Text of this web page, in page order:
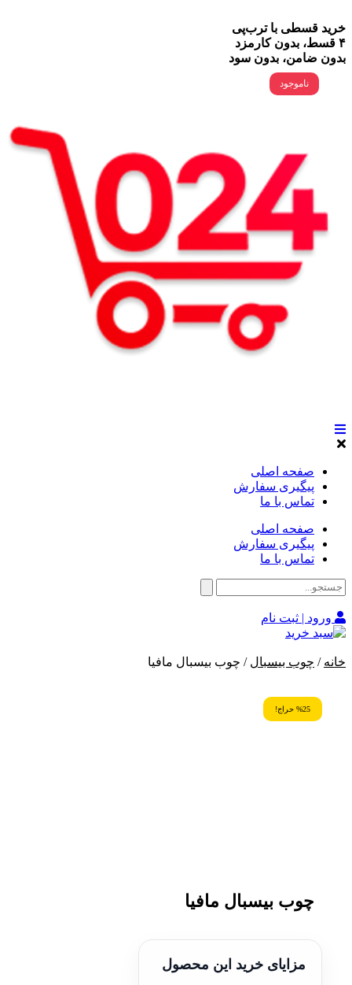
خرید قسطی با ترب‌پی
۴ قسط، بدون کارمزد
بدون ضامن، بدون سود
صفحه اصلی
پیگیری سفارش
تماس با ما
صفحه اصلی
پیگیری سفارش
تماس با ما
ورود | ثبت نام
خانه / چوب بیسبال / چوب بیسبال مافیا
%25 حراج!
چوب بیسبال مافیا
ناموجود
مزایای خرید این محصول